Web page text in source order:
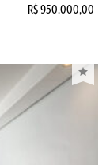
R$ 950.000,00